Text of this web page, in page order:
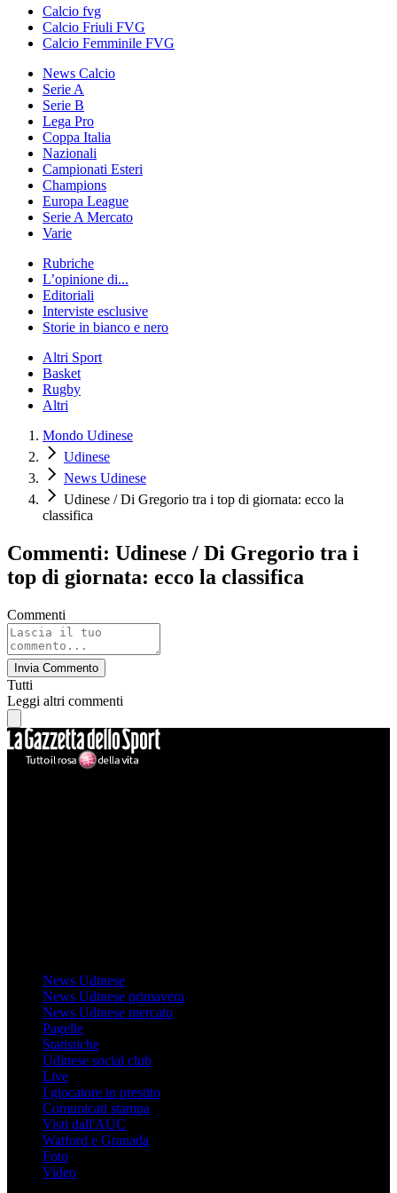
Calcio fvg
Calcio Friuli FVG
Calcio Femminile FVG
News Calcio
Serie A
Serie B
Lega Pro
Coppa Italia
Nazionali
Campionati Esteri
Champions
Europa League
Serie A Mercato
Varie
Rubriche
L’opinione di...
Editoriali
Interviste esclusive
Storie in bianco e nero
Altri Sport
Basket
Rugby
Altri
Mondo Udinese
Udinese
News Udinese
Udinese / Di Gregorio tra i top di giornata: ecco la
classifica
Commenti: Udinese / Di Gregorio tra i
top di giornata: ecco la classifica
Commenti
Invia Commento
Tutti
Leggi altri commenti
News Udinese
News Udinese primavera
News Udinese mercato
Pagelle
Statistiche
Udinese social club
Live
I giocatore in prestito
Comunicati stampa
Visti dall'AUC
Watford e Granada
Foto
Video